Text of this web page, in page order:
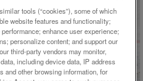
tools (“cookies”), some of which
website features and functionality;
enhance user experience;
personalize content; and support our
third-party vendors may monitor,
including device data, IP address
and other browsing information, for